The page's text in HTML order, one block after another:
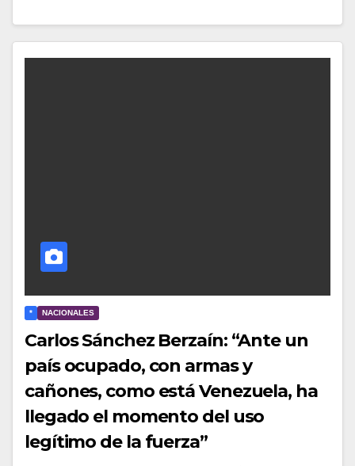
* NACIONALES
Carlos Sánchez Berzaín: “Ante un
país ocupado, con armas y
cañones, como está Venezuela, ha
llegado el momento del uso
legítimo de la fuerza”